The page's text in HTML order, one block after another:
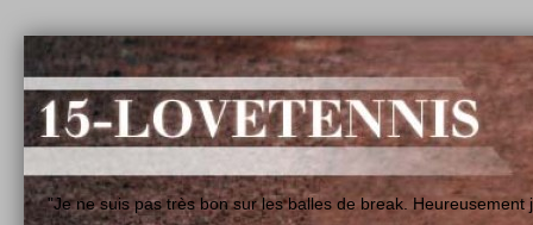
"Je ne suis pas très bon sur les balles de break.